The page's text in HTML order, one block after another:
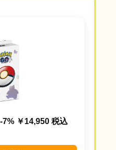
￥14,950 税込